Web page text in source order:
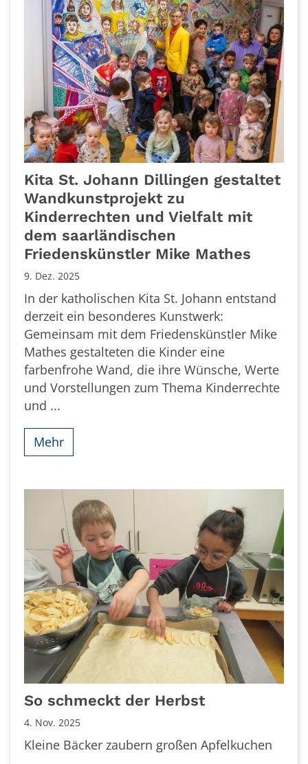
Kita St. Johann Dillingen gestaltet
Wandkunstprojekt zu
Kinderrechten und Vielfalt mit
dem saarländischen
Friedenskünstler Mike Mathes
9. Dez. 2025
In der katholischen Kita St. Johann entstand
derzeit ein besonderes Kunstwerk:
Gemeinsam mit dem Friedenskünstler Mike
Mathes gestalteten die Kinder eine
farbenfrohe Wand, die ihre Wünsche, Werte
und Vorstellungen zum Thema Kinderrechte
und ...
Mehr
So schmeckt der Herbst
4. Nov. 2025
Kleine Bäcker zaubern großen Apfelkuchen